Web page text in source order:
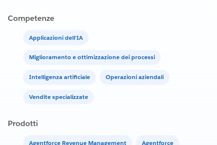
Competenze
Applicazioni dell'IA
Miglioramento e ottimizzazione dei processi
Intelligenza artificiale Operazioni aziendali
Vendite specializzate
Prodotti
Agentforce Revenue Management Agentforce